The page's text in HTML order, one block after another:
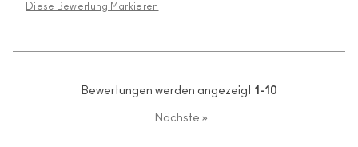
Diese Bewertung Markieren
Bewertungen werden angezeigt 1-10
Nächste »